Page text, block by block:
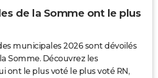
de la Somme ont le plus
municipales 2026 sont dévoilés
Somme. Découvrez les
ont le plus voté le plus voté RN,